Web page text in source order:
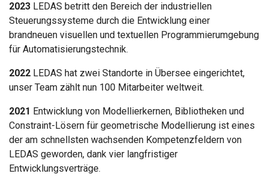
2023 LEDAS betritt den Bereich der industriellen
Steuerungssysteme durch die Entwicklung einer
brandneuen visuellen und textuellen Programmierumgebung
für Automatisierungstechnik.
2022 LEDAS hat zwei Standorte in Übersee eingerichtet,
unser Team zählt nun 100 Mitarbeiter weltweit.
2021 Entwicklung von Modellierkernen, Bibliotheken und
Constraint-Lösern für geometrische Modellierung ist eines
der am schnellsten wachsenden Kompetenzfeldern von
LEDAS geworden, dank vier langfristiger
Entwicklungsverträge.